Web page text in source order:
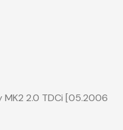
2.0 TDCi [05.2006